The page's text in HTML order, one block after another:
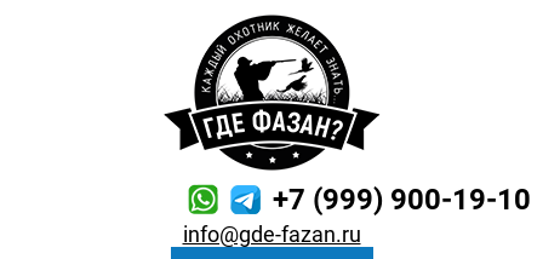
+7 (999) 900-19-10
info@gde-fazan.ru